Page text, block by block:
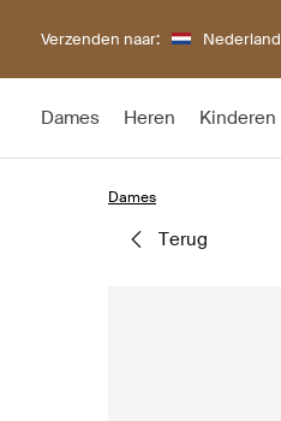
Verzenden naar: Nederland
Dames Heren Kinderen
Dames
terug